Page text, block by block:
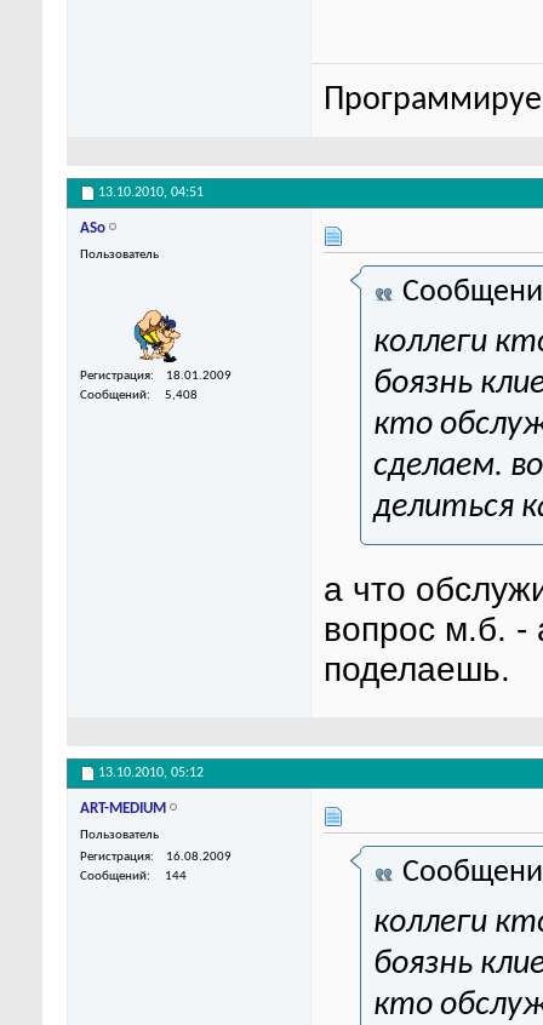
13.10.2010, 04:51
ASo
Пользователь
Регистрация
18.01.2009
Сообщений
5,408
коллеги
боязнь
кто
сделаем.
делиться
а что
вопрос м.б. -
поделаешь.
13.10.2010, 05:12
ART-MEDIUM
Пользователь
Регистрация
16.08.2009
Сообщений
144
коллеги
боязнь
кто